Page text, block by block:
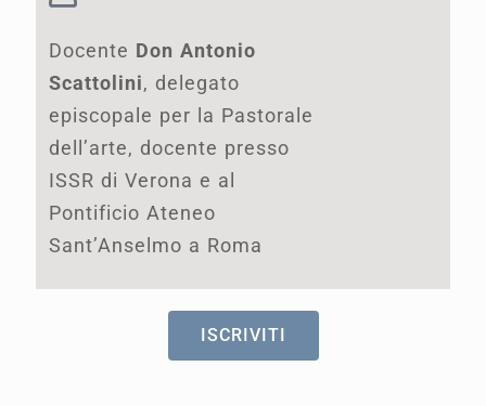
Docente Don Antonio
Scattolini, delegato
episcopale per la Pastorale
dell’arte, docente presso
ISSR di Verona e al
Pontificio Ateneo
Sant’Anselmo a Roma
ISCRIVITI